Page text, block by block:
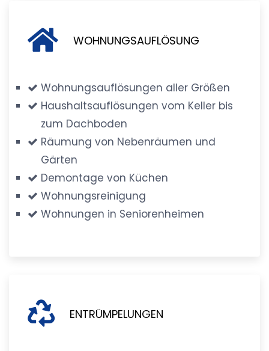
WOHNUNGSAUFLÖSUNG
Wohnungsauflösungen aller Größen
Haushaltsauflösungen vom Keller bis
zum Dachboden
Räumung von Nebenräumen und
Gärten
Demontage von Küchen
Wohnungsreinigung
Wohnungen in Seniorenheimen
ENTRÜMPELUNGEN